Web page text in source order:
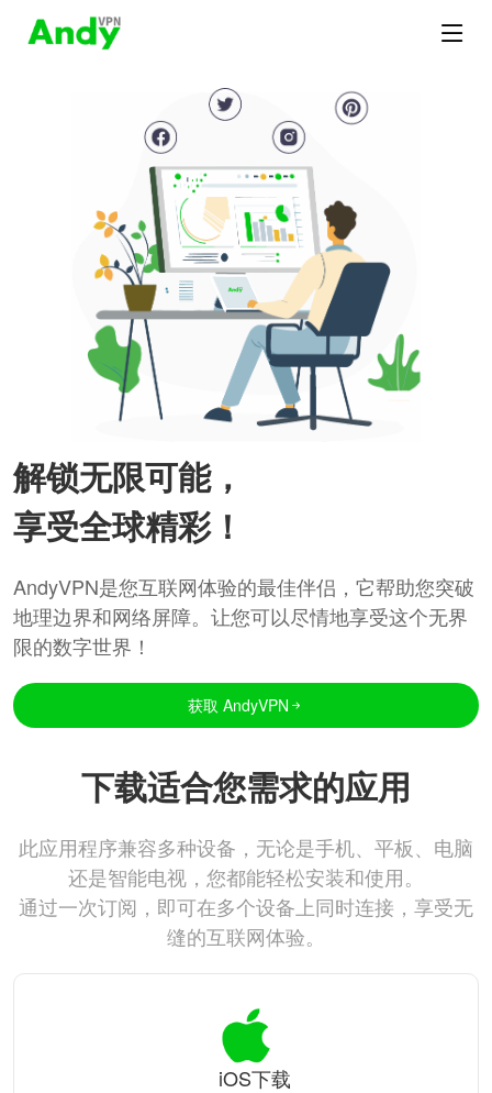
解锁无限可能，
享受全球精彩！
AndyVPN是您互联网体验的最佳伴侣，它帮助您突破
地理边界和网络屏障。让您可以尽情地享受这个无界
限的数字世界！
获取 AndyVPN
下载适合您需求的应用
此应用程序兼容多种设备，无论是手机、平板、电脑
还是智能电视，您都能轻松安装和使用。
通过一次订阅，即可在多个设备上同时连接，享受无
缝的互联网体验。
iOS下载